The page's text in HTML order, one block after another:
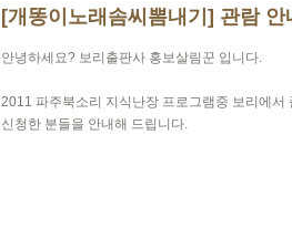
[개똥이노래솜씨뽐내기] 관람 안
안녕하세요? 보리출판사 홍보살림꾼 입니다.
2011 파주북소리 지식난장 프로그램중 보리에서
신청한 분들을 안내해 드립니다.